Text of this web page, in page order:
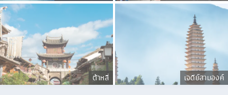
ต้าหลี่ เจดีย์สามองค์